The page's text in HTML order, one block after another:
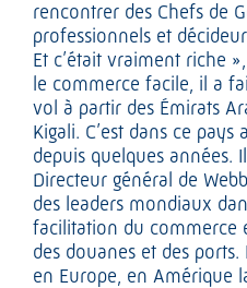
rencontrer des Chefs de
professionnels et
Et c’était vraiment riche
le commerce facile, il a
vol à partir des Émirats
Kigali. C’est dans ce
depuis quelques années.
Directeur général de
des leaders mondiaux
facilitation du commerce
des douanes et des ports.
en Europe, en Amérique